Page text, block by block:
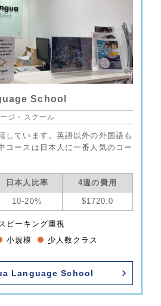
School
ジ・スクール
しています。英語以外の外国語も
コースは日本人に一番人気のコー
日本人比率 4週の費用
10-20% $1720.0
スピーキング重視
小規模 少人数クラス
Language School